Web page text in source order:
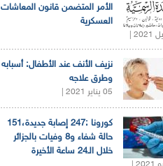
الأمر المتضمن قانون المعاشات
العسكرية
نزيف الأنف عند الأطفال: أسبابه
وطرق علاجه
05 يناير 2021 |
كورونا :247 إصابة جديدة،151
حالة شفاء و8 وفيات بالجزائر
خلال الـ24 ساعة الأخيرة